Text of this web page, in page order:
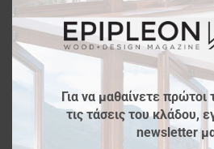
Για να μαθαίνετε πρώτοι
τις τάσεις του κλάδου,
newsletter